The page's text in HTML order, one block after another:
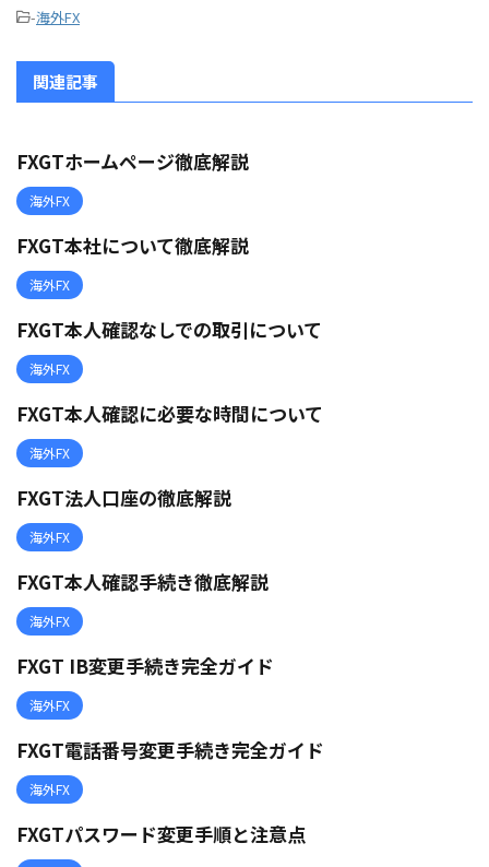
-海外FX
関連記事
FXGTホームページ徹底解説
海外FX
FXGT本社について徹底解説
海外FX
FXGT本人確認なしでの取引について
海外FX
FXGT本人確認に必要な時間について
海外FX
FXGT法人口座の徹底解説
海外FX
FXGT本人確認手続き徹底解説
海外FX
FXGT IB変更手続き完全ガイド
海外FX
FXGT電話番号変更手続き完全ガイド
海外FX
FXGTパスワード変更手順と注意点